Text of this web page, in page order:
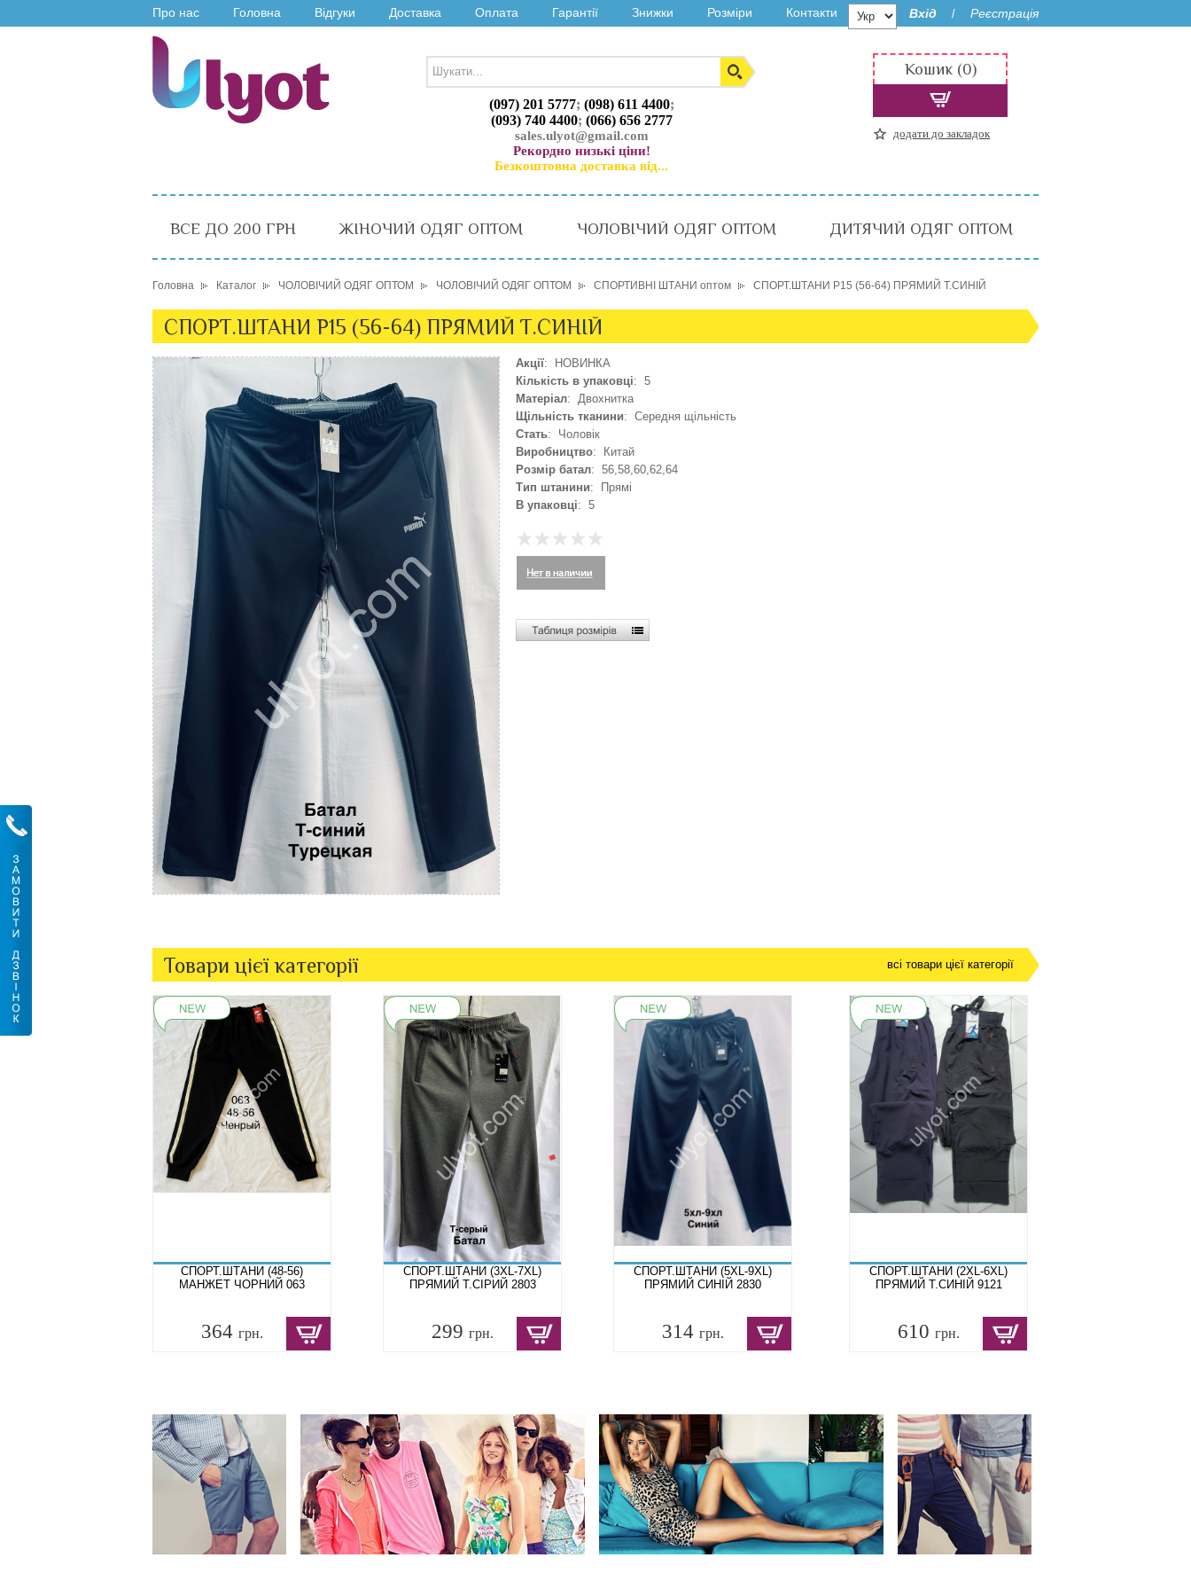
Про нас Головна Відгуки Доставка Оплата Гарантії Знижки Розміри Контакти Вхід / Реєстрація
(097) 201 5777; (098) 611 4400;
(093) 740 4400; (066) 656 2777
sales.ulyot@gmail.com
Рекордно низькі ціни!
Безкоштовна доставка від...
Кошик (0)
додати до закладок
ВСЕ ДО 200 ГРН ЖІНОЧИЙ ОДЯГ ОПТОМ ЧОЛОВІЧИЙ ОДЯГ ОПТОМ ДИТЯЧИЙ ОДЯГ ОПТОМ
Головна Каталог ЧОЛОВІЧИЙ ОДЯГ ОПТОМ ЧОЛОВІЧИЙ ОДЯГ ОПТОМ СПОРТИВНІ ШТАНИ оптом СПОРТ.ШТАНИ P15 (56-64) ПРЯМИЙ Т.СИНІЙ
СПОРТ.ШТАНИ P15 (56-64) ПРЯМИЙ Т.СИНІЙ
Акції: НОВИНКА
Кількість в упаковці: 5
Матеріал: Двохнитка
Щільність тканини: Середня щільність
Стать: Чоловік
Виробництво: Китай
Розмір батал: 56,58,60,62,64
Тип штанини: Прямі
В упаковці: 5
Товари цієї категорії всі товари цієї категорії
СПОРТ.ШТАНИ (48-56)
МАНЖЕТ ЧОРНИЙ 063
364 грн.
СПОРТ.ШТАНИ (3XL-7XL)
ПРЯМИЙ Т.СІРИЙ 2803
299 грн.
СПОРТ.ШТАНИ (5XL-9XL)
ПРЯМИЙ СИНІЙ 2830
314 грн.
СПОРТ.ШТАНИ (2XL-6XL)
ПРЯМИЙ Т.СИНІЙ 9121
610 грн.